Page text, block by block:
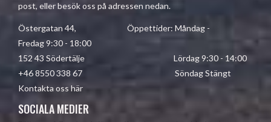
post, eller besök oss på adressen nedan.
Östergatan 44, Öppettider: Måndag -
Fredag 9:30 - 18:00
152 43 Södertälje Lördag 9:30 - 14:00
+46 8550 338 67 Söndag Stängt
Kontakta oss här
SOCIALA MEDIER